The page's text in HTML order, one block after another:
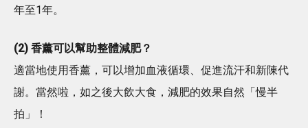
年至1年。
(2) 香薰可以幫助整體減肥？
適當地使用香薰，可以增加血液循環、促進流汗和新陳代
謝。當然啦，如之後大飲大食，減肥的效果自然「慢半
拍」！